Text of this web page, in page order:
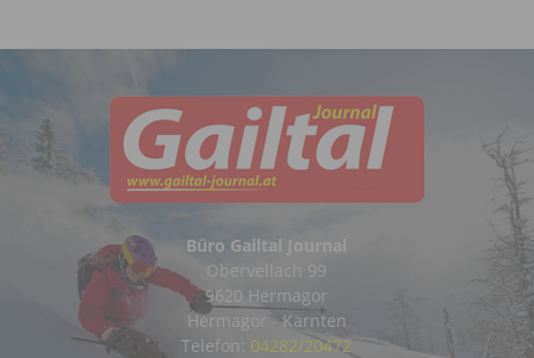
Büro Gailtal Journal
Obervellach 99
9620 Hermagor
Hermagor - Kärnten
Telefon: 04282/20472